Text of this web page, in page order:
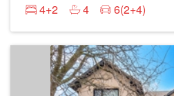
4+2
4 6(2+4)